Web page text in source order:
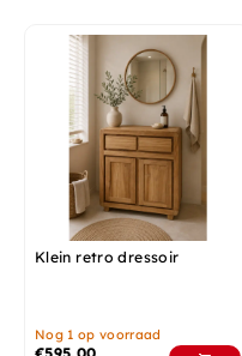
Klein retro dressoir
Nog 1 op voorraad